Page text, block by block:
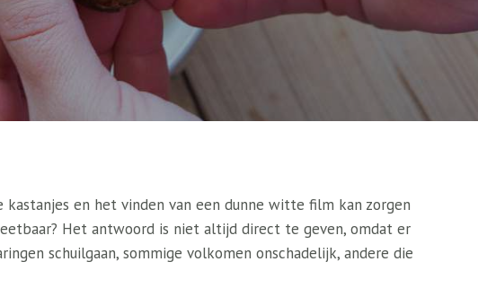
en het vinden van een dunne witte film kan zorgen
Het antwoord is niet altijd direct te geven, omdat er
schuilgaan, sommige volkomen onschadelijk, andere die